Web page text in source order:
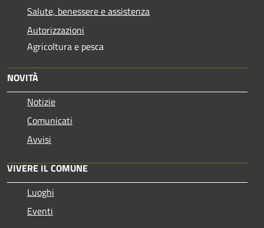
Salute, benessere e assistenza
Autorizzazioni
Agricoltura e pesca
NOVITÀ
Notizie
Comunicati
Avvisi
VIVERE IL COMUNE
Luoghi
Eventi